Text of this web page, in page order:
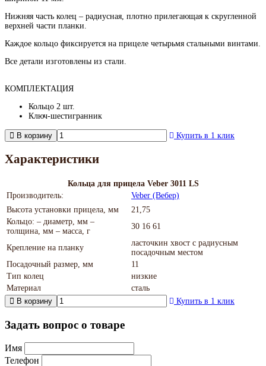
Нижняя часть колец – радиусная, плотно прилегающая к скругленной
верхней части планки.
Каждое кольцо фиксируется на прицеле четырьмя стальными винтами.
Все детали изготовлены из стали.
КОМПЛЕКТАЦИЯ
Кольцо 2 шт.
Ключ-шестигранник
В корзину Купить в 1 клик
Характеристики
Кольца для прицела Veber 3011 LS
Производитель:
Veber (Вебер)
Высота установки прицела, мм
21,75
Кольцо: – диаметр, мм –
толщина, мм – масса, г
30 16 61
Крепление на планку
ласточкин хвост с радиусным
посадочным местом
Посадочный размер, мм
11
Тип колец
низкие
Материал
сталь
В корзину
Купить в 1 клик
Задать вопрос о товаре
Имя
Телефон